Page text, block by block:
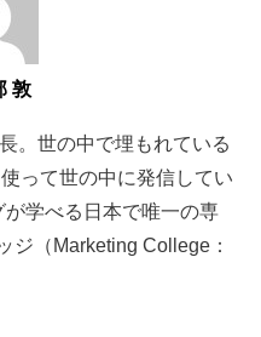
敦
。世の中で埋もれている
って世の中に発信してい
学べる日本で唯一の専
ジ（Marketing College：